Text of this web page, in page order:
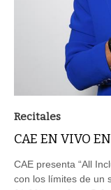
Recitales
CAE EN VIVO
CAE presenta “All
con los límites de un